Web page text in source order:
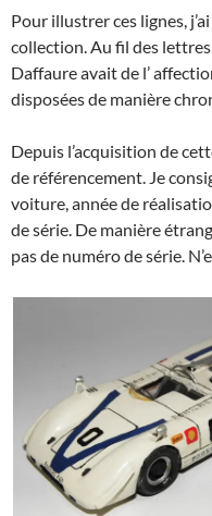
Pour illustrer ces lignes,
collection. Au fil des
Daffaure avait de l’
disposées de manière
Depuis l’acquisition de
de référencement. Je
voiture, année de
de série. De manière
pas de numéro de série.